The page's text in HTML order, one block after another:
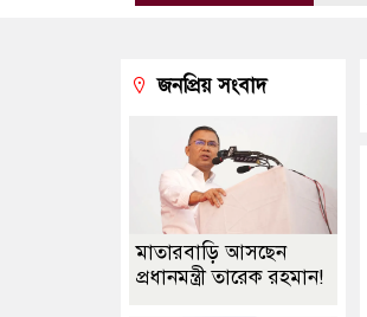
জনপ্রিয় সংবাদ
মাতারবাড়ি আসছেন
প্রধানমন্ত্রী তারেক রহমান!